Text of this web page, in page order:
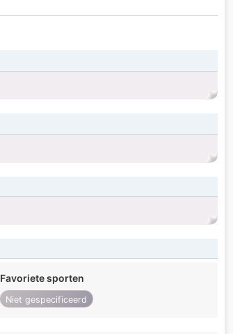
Favoriete sporten
Niet gespecificeerd